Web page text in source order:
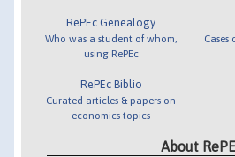
RePEc Genealogy
Who was a student of whom,
using RePEc
RePEc Biblio
Curated articles & papers on
economics topics
About